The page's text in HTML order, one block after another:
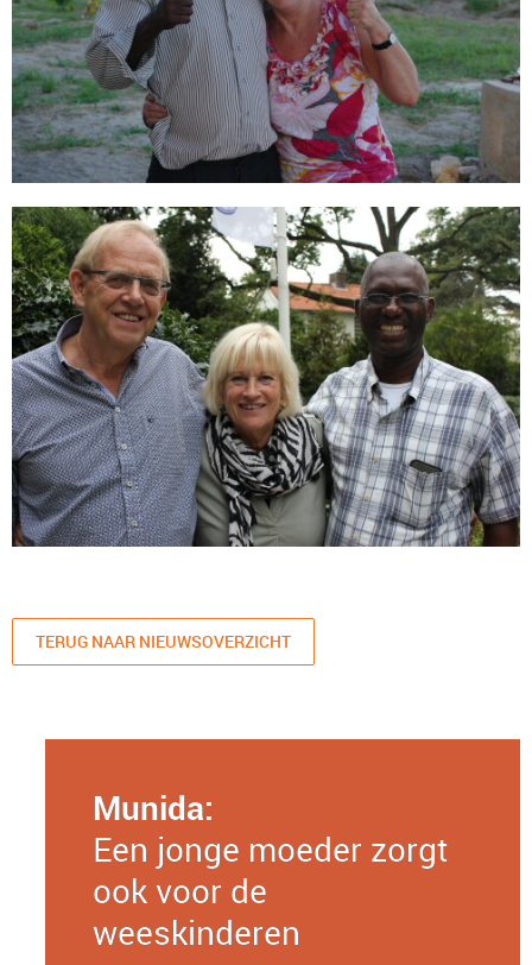
TERUG NAAR NIEUWSOVERZICHT
Munida:
Een jonge moeder zorgt
ook voor de
weeskinderen